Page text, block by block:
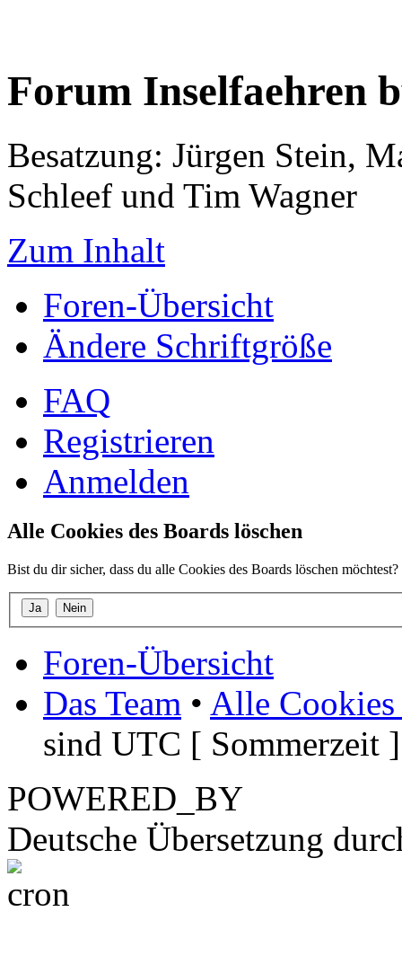
Forum Inselfaehren
Besatzung: Jürgen Stein,
Schleef und Tim Wagner
Zum Inhalt
Foren-Übersicht
Ändere Schriftgröße
FAQ
Registrieren
Anmelden
Alle Cookies des Boards löschen
Bist du dir sicher, dass du alle Cookies des Boards löschen möchtest?
Foren-Übersicht
Das Team • Alle Cookies
sind UTC [ Sommerzeit ]
POWERED_BY
Deutsche Übersetzung